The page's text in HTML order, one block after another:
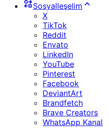
Sosyalleşelim
X
TikTok
Reddit
Envato
LinkedIn
YouTube
Pinterest
Facebook
DeviantArt
Brandfetch
Brave Creators
WhatsApp Kanal